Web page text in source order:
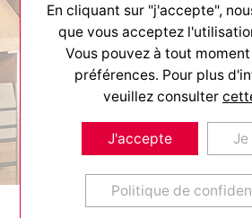
ACCUEIL>PACK COULEUR VILLAS>
COULEUR VILLAS ?
Pourquoi
Couleur
Vous engager avec
c’est bénéficier
En cliquant sur "j'accepte",
que vous acceptez
Vous pouvez à tout
préférences. Pour plus
veuillez consulter
J'accepte
Politique de